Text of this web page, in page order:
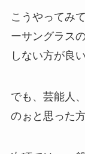
こうやってみ
ーサングラス
しない方が良
でも、芸能人
のぉと思った